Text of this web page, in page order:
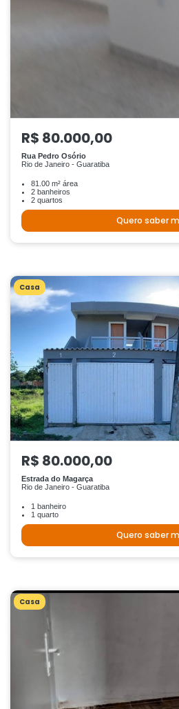
R$ 80.000,00
Rua Pedro Osório
Rio de Janeiro - Guaratiba
81.00 m² área
2 banheiros
2 quartos
Quero saber
Casa
R$ 80.000,00
Estrada do Magarça
Rio de Janeiro - Guaratiba
1 banheiro
1 quarto
Quero saber
Casa